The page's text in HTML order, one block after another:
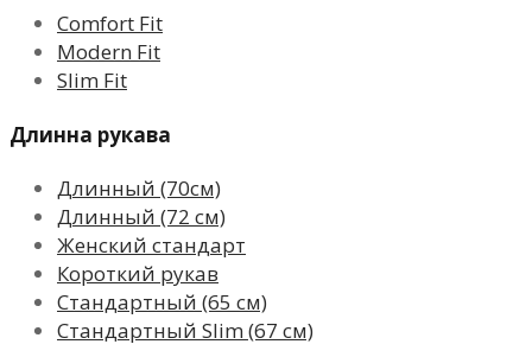
Comfort Fit
Modern Fit
Slim Fit
Длинна рукава
Длинный (70см)
Длинный (72 см)
Женский стандарт
Короткий рукав
Стандартный (65 см)
Стандартный Slim (67 см)